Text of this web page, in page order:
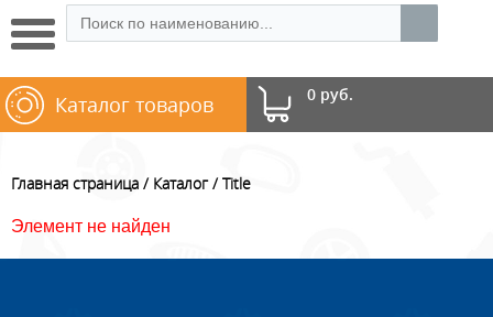
0 руб.
Каталог товаров
Главная страница Каталог Title
Элемент не найден